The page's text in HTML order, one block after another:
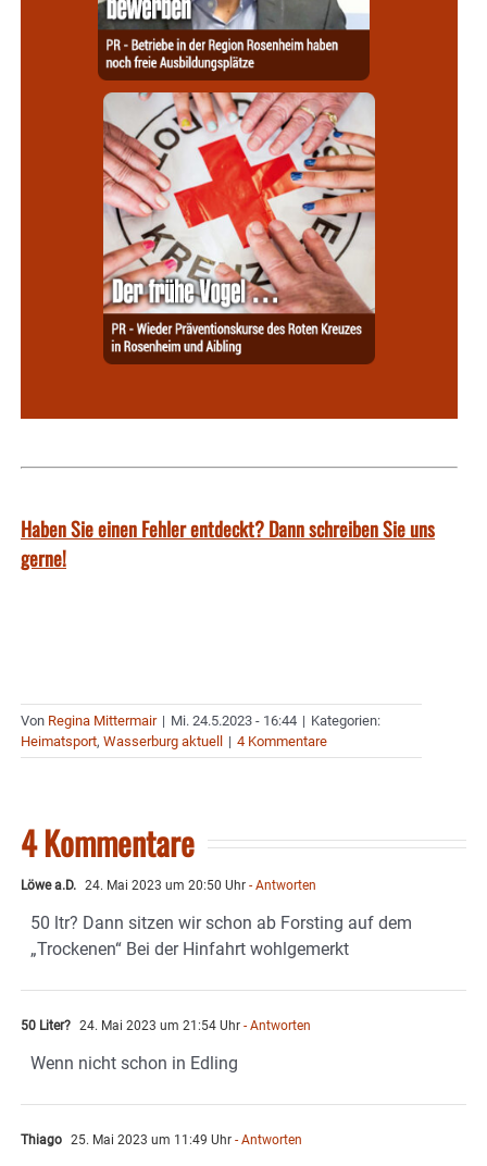
Haben Sie einen Fehler entdeckt? Dann schreiben Sie uns
gerne!
Von Regina Mittermair | Mi. 24.5.2023 - 16:44 | Kategorien:
Heimatsport, Wasserburg aktuell | 4 Kommentare
4 Kommentare
Löwe a.D. 24. Mai 2023 um 20:50 Uhr - Antworten
50 ltr? Dann sitzen wir schon ab Forsting auf dem
„Trockenen“ Bei der Hinfahrt wohlgemerkt
50 Liter? 24. Mai 2023 um 21:54 Uhr - Antworten
Wenn nicht schon in Edling
Thiago 25. Mai 2023 um 11:49 Uhr - Antworten